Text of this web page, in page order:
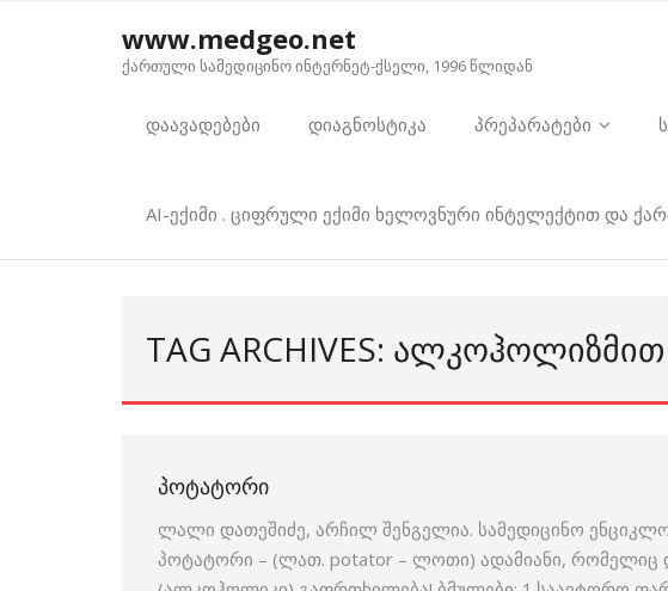
www.medgeo.net
ქართული სამედიცინო ინტერნეტ-ქსელი, 1996 წლიდან
დაავადებები დიაგნოსტიკა პრეპარატები
AI-ექიმი . ციფრული ექიმი ხელოვნური ინტელექტით და
TAG ARCHIVES: ᲐᲚᲙᲝᲰᲝᲚᲘᲖᲛᲘᲗ
ᲞᲝᲢᲐᲢᲝᲠᲘ
ლალი დათეშიძე, არჩილ შენგელია. სამედიცინო
პოტატორი – (ლათ. potator – ლოთი) ადამიანი,